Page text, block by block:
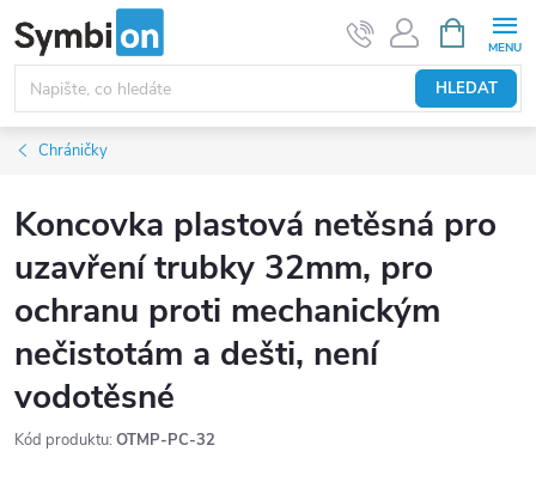
na
obsah
HLEDAT
NÁKUPNÍ
KOŠÍK
Chráničky
Koncovka plastová netěsná pro
uzavření trubky 32mm, pro
ochranu proti mechanickým
nečistotám a dešti, není
vodotěsné
Kód produktu: OTMP-PC-32